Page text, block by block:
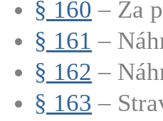
§ 160 – Za
§ 161 –
§ 162 –
§ 163 –